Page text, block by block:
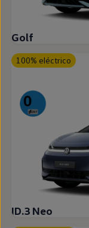
Golf
100% eléctrico
ID.3 Neo